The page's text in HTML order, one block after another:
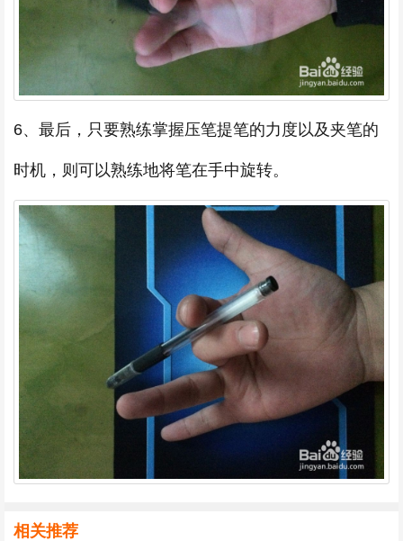
6、最后，只要熟练掌握压笔提笔的力度以及夹笔的
时机，则可以熟练地将笔在手中旋转。
相关推荐